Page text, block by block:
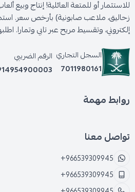
للاستثمار أو للمتعة العائلية! إنتاج وبيع
زحاليق، ملاعب صابونية) بأرخص سعر.
إلكتروني، وتقسيط مريح عبر تابي وتمارا.
السجل التجاري
7011980161
الرقم الضريبي
روابط مهمة
تواصل معنا
+966539309945
+966539309945